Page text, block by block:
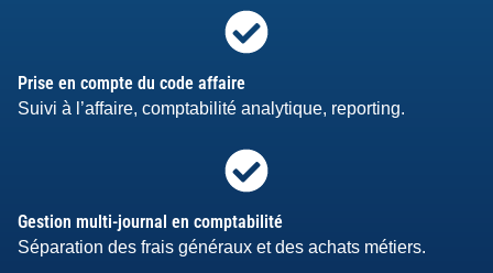
Prise en compte du code affaire
Suivi à l’affaire, comptabilité analytique, reporting.
Gestion multi-journal en comptabilité
Séparation des frais généraux et des achats métiers.